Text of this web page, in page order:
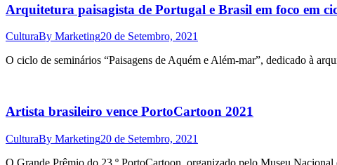
Arquitetura paisagista de Portugal e Brasil em foco em
CulturaBy Marketing20 de Setembro, 2021
O ciclo de seminários “Paisagens de Aquém e Além-mar”, dedicado à
Artista brasileiro vence PortoCartoon 2021
CulturaBy Marketing20 de Setembro, 2021
O Grande Prêmio do 23.º PortoCartoon, organizado pelo Museu